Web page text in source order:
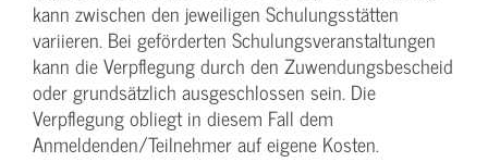
kann zwischen den jeweiligen Schulungsstätten
variieren. Bei geförderten Schulungs­veranstaltungen
kann die Verpflegung durch den Zuwendungs­bescheid
oder grundsätzlich ausgeschlossen sein. Die
Verpflegung obliegt in diesem Fall dem
Anmeldenden/­Teilnehmer auf eigene Kosten.